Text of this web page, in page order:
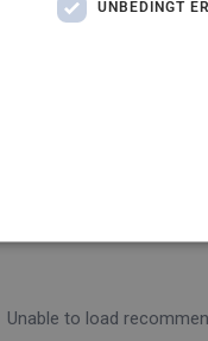
könnten
gekauft haben
Unable to load
UNBEDINGT